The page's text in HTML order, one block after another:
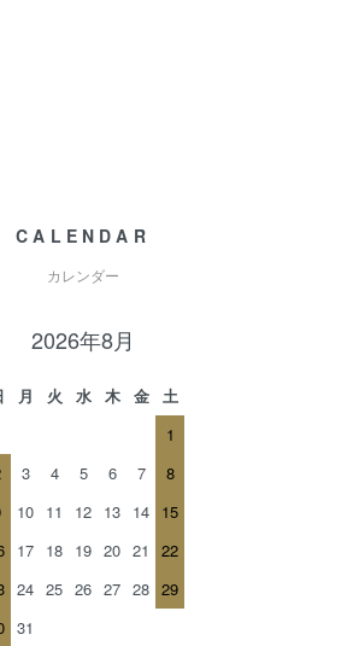
CALENDAR
カレンダー
2026年8月
月 火 水 木 金
土
1
3 4 5 6 7
8
10 11 12 13 14 15
17 18 19 20 21
22
24 25 26 27 28 29
31